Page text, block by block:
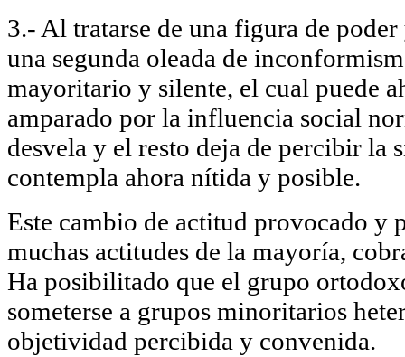
3.- Al tratarse de una figura de
una segunda oleada de
mayoritario y silente, el cual puede
amparado por la influencia social
desvela y el resto deja de percibir
contempla ahora nítida y posible.
Este cambio de actitud provocado
muchas actitudes de la mayoría,
Ha posibilitado que el grupo
someterse a grupos minoritarios
objetividad percibida y convenida.